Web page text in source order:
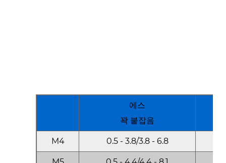
에스
꽉 붙잡음
M4 0.5 - 3.8/3.8 - 6.8